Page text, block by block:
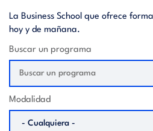
La Business School que ofrece
hoy y de mañana.
Buscar un programa
Modalidad